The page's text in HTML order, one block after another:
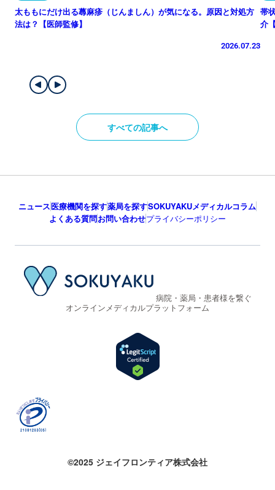
太ももにだけ出る蕁麻疹（じんましん）が気になる。原因と対処方
法は？【医師監修】
2026.07.23
帯
介
すべての記事へ
ニュース医療機関を探す薬局を探すSOKUYAKUメディカルコラム
よくある質問お問い合わせプライバシーポリシー
病院・薬局・患者様を繋ぐ
オンラインメディカルプラットフォーム
©2025 ジェイフロンティア株式会社